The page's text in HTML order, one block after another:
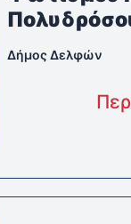
Δήμος Δελφών